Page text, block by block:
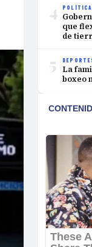
4 POLÍTICA
que
de
5
La
boxeo